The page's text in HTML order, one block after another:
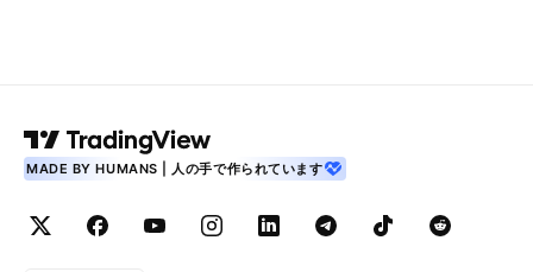
MADE BY HUMANS | 人の手で作られています